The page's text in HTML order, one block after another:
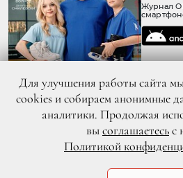
Журнал
© 2026 ООО «ХИТ ТВ» Все права
Для улучшения работы сайта
cookies и собираем анонимные
аналитики. Продолжая
высоглашаетесьс
Политикой